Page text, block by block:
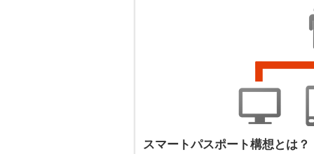
スマートパスポート構想とは？